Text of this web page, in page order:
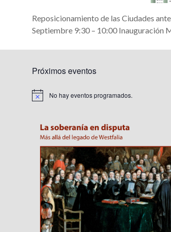
Reposicionamiento de las Ciudades
Septiembre 9:30 – 10:00 Inauguración
Próximos eventos
No hay eventos programados.